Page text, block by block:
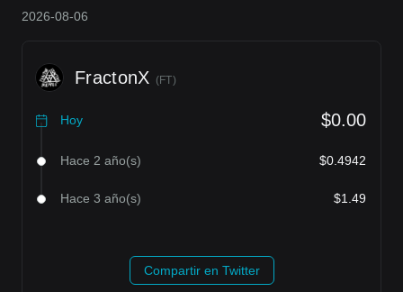
2026-08-06
FractonX (FT)
Hoy $0.00
Hace 2 año(s) $0.4942
Hace 3 año(s) $1.49
Compartir en Twitter